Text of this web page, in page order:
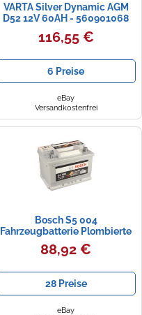
VARTA Silver Dynamic AGM
D52 12V 60AH - 560901068
116,55 €
6 Preise
eBay
Versandkostenfrei
Bosch S5 004
Fahrzeugbatterie Plombierte
Bleisäure (VRLA) 61 Ah 12 V
600 A Auto
88,92 €
28 Preise
eBay